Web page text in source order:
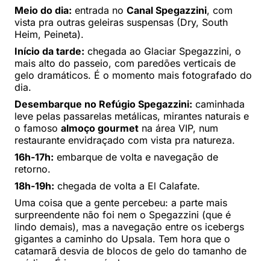
Meio do dia: entrada no Canal Spegazzini, com
vista pra outras geleiras suspensas (Dry, South
Heim, Peineta).
Início da tarde: chegada ao Glaciar Spegazzini, o
mais alto do passeio, com paredões verticais de
gelo dramáticos. É o momento mais fotografado do
dia.
Desembarque no Refúgio Spegazzini: caminhada
leve pelas passarelas metálicas, mirantes naturais e
o famoso almoço gourmet na área VIP, num
restaurante envidraçado com vista pra natureza.
16h-17h: embarque de volta e navegação de
retorno.
18h-19h: chegada de volta a El Calafate.
Uma coisa que a gente percebeu: a parte mais
surpreendente não foi nem o Spegazzini (que é
lindo demais), mas a navegação entre os icebergs
gigantes a caminho do Upsala. Tem hora que o
catamarã desvia de blocos de gelo do tamanho de